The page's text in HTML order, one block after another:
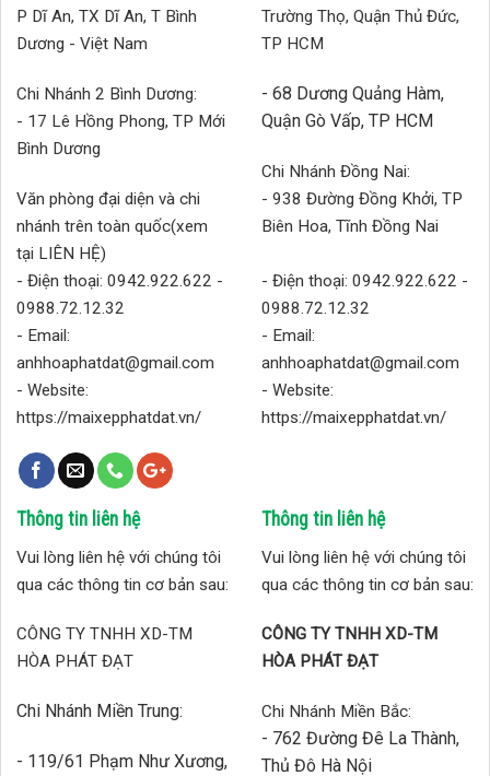
P Dĩ An, TX Dĩ An, T Bình
Dương - Việt Nam
Chi Nhánh 2 Bình Dương:
- 17 Lê Hồng Phong, TP Mới
Bình Dương
Văn phòng đại diện và chi
nhánh trên toàn quốc(xem
tại LIÊN HỆ)
- Điện thoại: 0942.922.622 -
0988.72.12.32
- Email:
anhhoaphatdat@gmail.com
- Website:
https://maixepphatdat.vn/
Trường Thọ, Quận Thủ Đức,
TP HCM
- 68 Dương Quảng Hàm,
Quận Gò Vấp, TP HCM
Chi Nhánh Đồng Nai:
- 938 Đường Đồng Khởi, TP
Biên Hoa, Tĩnh Đồng Nai
- Điện thoại: 0942.922.622 -
0988.72.12.32
- Email:
anhhoaphatdat@gmail.com
- Website:
https://maixepphatdat.vn/
Thông tin liên hệ
Vui lòng liên hệ với chúng tôi
qua các thông tin cơ bản sau:
CÔNG TY TNHH XD-TM
HÒA PHÁT ĐẠT
Chi Nhánh Miền Trung:
- 119/61 Phạm Như Xương,
Thông tin liên hệ
Vui lòng liên hệ với chúng tôi
qua các thông tin cơ bản sau:
CÔNG TY TNHH XD-TM
HÒA PHÁT ĐẠT
Chi Nhánh Miền Bắc:
- 762 Đường Đê La Thành,
Thủ Đô Hà Nội